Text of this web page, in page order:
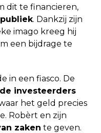
dit te financieren,
. Dankzij zijn
imago kreeg hij
een bijdrage te
in een fiasco. De
de investeerders
het geld precies
Robèrt en zijn
zaken te geven.